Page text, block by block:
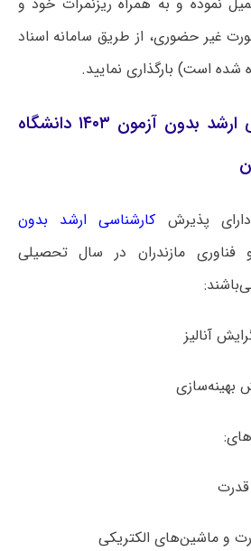
غیر حضوری، از طریق سامانه اسناد
شده است) بارگذاری نمایید.
رشته های کارشناسی ارشد بدون آزمون ۱۴۰۳ دانشگاه
پذیرش کارشناسی ارشد بدون
فناوری مازندران در سال تحصیلی
آنالیز
بهینه‌سازی
و ماشین‌های الکتریکی